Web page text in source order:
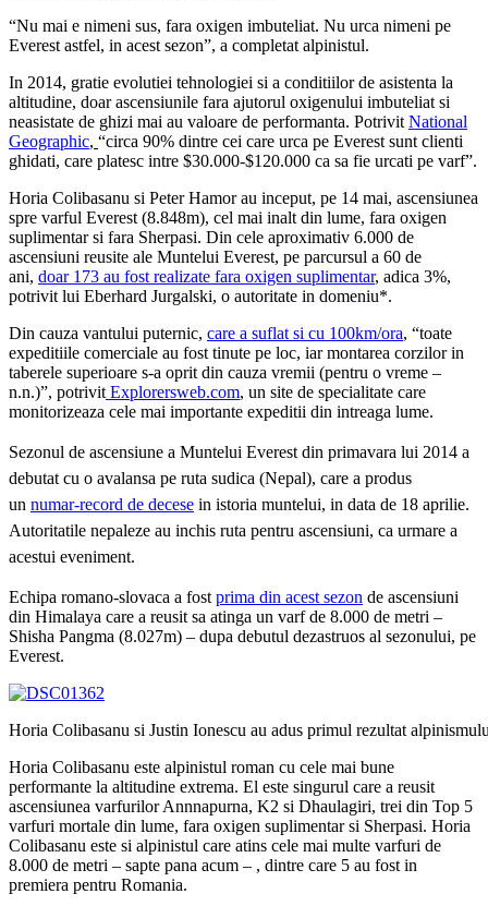
“Nu mai e nimeni sus, fara oxigen imbuteliat. Nu urca nimeni pe
Everest astfel, in acest sezon”, a completat alpinistul.
In 2014, gratie evolutiei tehnologiei si a conditiilor de asistenta la
altitudine, doar ascensiunile fara ajutorul oxigenului imbuteliat si
neasistate de ghizi mai au valoare de performanta. Potrivit National
Geographic, “circa 90% dintre cei care urca pe Everest sunt clienti
ghidati, care platesc intre $30.000-$120.000 ca sa fie urcati pe varf”.
Horia Colibasanu si Peter Hamor au inceput, pe 14 mai, ascensiunea
spre varful Everest (8.848m), cel mai inalt din lume, fara oxigen
suplimentar si fara Sherpasi. Din cele aproximativ 6.000 de
ascensiuni reusite ale Muntelui Everest, pe parcursul a 60 de
ani, doar 173 au fost realizate fara oxigen suplimentar, adica 3%,
potrivit lui Eberhard Jurgalski, o autoritate in domeniu*.
Din cauza vantului puternic, care a suflat si cu 100km/ora, “toate
expeditiile comerciale au fost tinute pe loc, iar montarea corzilor in
taberele superioare s-a oprit din cauza vremii (pentru o vreme –
n.n.)”, potrivit Explorersweb.com, un site de specialitate care
monitorizeaza cele mai importante expeditii din intreaga lume.
Sezonul de ascensiune a Muntelui Everest din primavara lui 2014 a
debutat cu o avalansa pe ruta sudica (Nepal), care a produs
un numar-record de decese in istoria muntelui, in data de 18 aprilie.
Autoritatile nepaleze au inchis ruta pentru ascensiuni, ca urmare a
acestui eveniment.
Echipa romano-slovaca a fost prima din acest sezon de ascensiuni
din Himalaya care a reusit sa atinga un varf de 8.000 de metri –
Shisha Pangma (8.027m) – dupa debutul dezastruos al sezonului, pe
Everest.
Horia Colibasanu si Justin Ionescu au adus primul rezultat
Horia Colibasanu este alpinistul roman cu cele mai bune
performante la altitudine extrema. El este singurul care a reusit
ascensiunea varfurilor Annnapurna, K2 si Dhaulagiri, trei din Top 5
varfuri mortale din lume, fara oxigen suplimentar si Sherpasi. Horia
Colibasanu este si alpinistul care atins cele mai multe varfuri de
8.000 de metri – sapte pana acum – , dintre care 5 au fost in
premiera pentru Romania.